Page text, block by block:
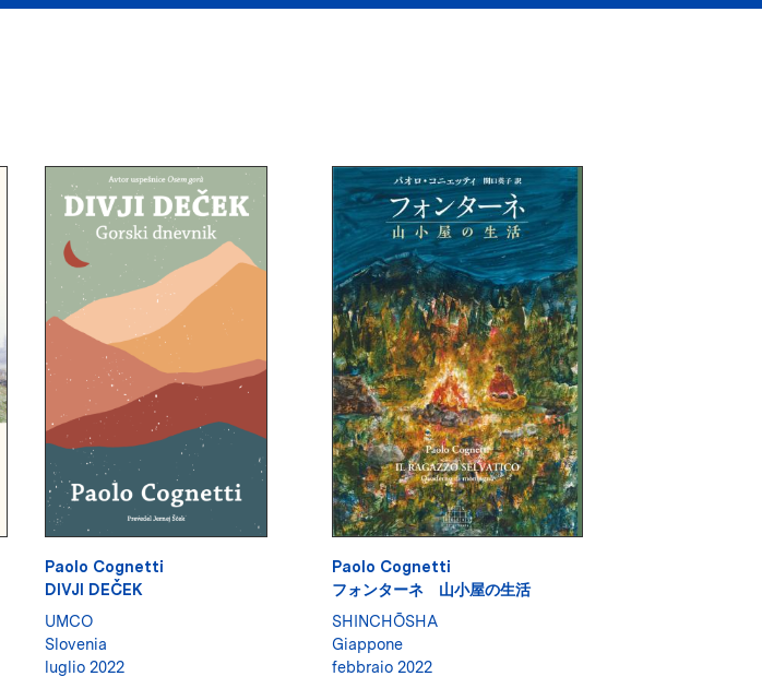
Paolo Cognetti
DIVJI DEČEK
UMCO
Slovenia
luglio 2022
Paolo Cognetti
フォンターネ 山小屋の生活
SHINCHŌSHA
Giappone
febbraio 2022